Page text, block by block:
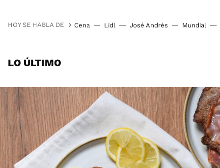
HOY SE HABLA DE Cena Lidl José Andrés Mundial
LO ÚLTIMO